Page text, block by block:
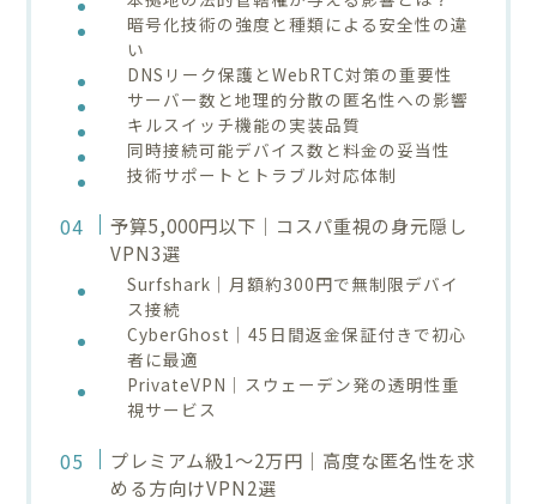
暗号化技術の強度と種類による安全性の違
い
DNSリーク保護とWebRTC対策の重要性
サーバー数と地理的分散の匿名性への影響
キルスイッチ機能の実装品質
同時接続可能デバイス数と料金の妥当性
技術サポートとトラブル対応体制
予算5,000円以下｜コスパ重視の身元隠し
VPN3選
Surfshark｜月額約300円で無制限デバイ
ス接続
CyberGhost｜45日間返金保証付きで初心
者に最適
PrivateVPN｜スウェーデン発の透明性重
視サービス
プレミアム級1〜2万円｜高度な匿名性を求
める方向けVPN2選